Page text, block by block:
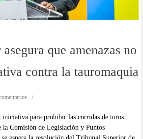
que amenazas no
contra la tauromaquia
iniciativa para prohibir las corridas de toros
la Comisión de Legislación y Puntos